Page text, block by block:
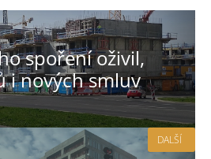
spoření oživil,
i nových smluv
DALŠÍ